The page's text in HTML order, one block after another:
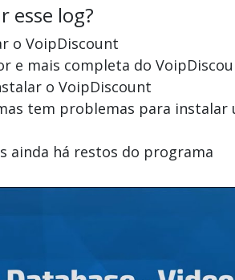
esse log?
o VoipDiscount
e mais completa do
o VoipDiscount
tem problemas para instalar
ainda há restos do programa